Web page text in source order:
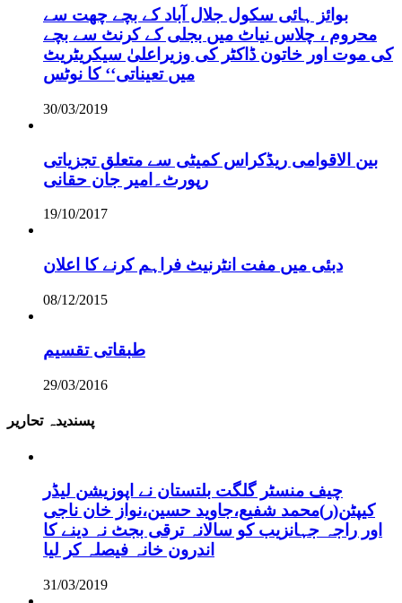
بوائز ہائی سکول جلال آباد کے بچے چھت سے
محروم ، چلاس نیاٹ میں بجلی کے کرنٹ سے بچے
کی موت اور خاتون ڈاکٹر کی وزیراعلیٰ سیکریٹریٹ
میں تعیناتی‘‘ کا نوٹس
30/03/2019
بین الاقوامی ریڈکراس کمیٹی سے متعلق تجزیاتی
رپورٹ۔امیر جان حقانی
19/10/2017
دبئی میں مفت انٹرنیٹ فراہم کرنے کا اعلان
08/12/2015
طبقاتی تقسیم
29/03/2016
پسندیدہ تحاریر
چیف منسٹر گلگت بلتستان نے اپوزیشن لیڈر
کیپٹن(ر)محمد شفیع،جاوید حسین،نواز خان ناجی
اور راجہ جہانزیب کو سالانہ ترقی بجٹ نہ دینے کا
اندرون خانہ فیصلہ کر لیا
31/03/2019